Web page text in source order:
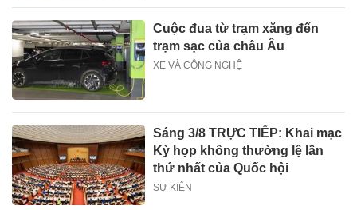
Cuộc đua từ trạm xăng đến
trạm sạc của châu Âu
XE VÀ CÔNG NGHỆ
Sáng 3/8 TRỰC TIẾP: Khai mạc
Kỳ họp không thường lệ lần
thứ nhất của Quốc hội
SỰ KIỆN